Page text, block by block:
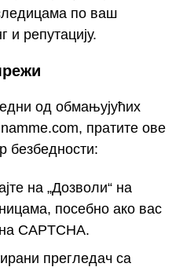
по ваш
и репутацију.
од обмањујућих
пратите ове
безбедности:
на „Дозволи“ на
посебно ако вас
CAPTCHA.
прегледач са